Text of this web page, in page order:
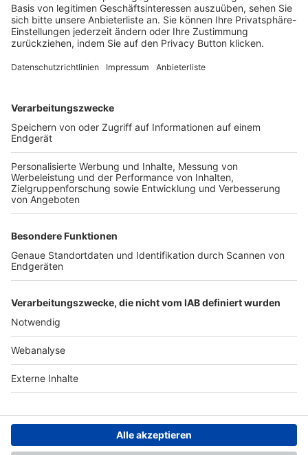
Login SpielPlus
FOLGE DEM BFV
TOP-VEREINE
TOP-PARTNER
Nutzungsbedingungen Datenschutz Impressum